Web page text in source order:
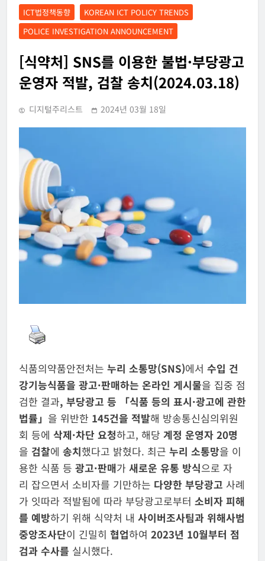
ICT법정책동향
KOREAN ICT POLICY TRENDS
POLICE INVESTIGATION ANNOUNCEMENT
[식약처] SNS를 이용한 불법·부당광고
운영자 적발, 검찰 송치(2024.03.18)
디지털주리스트 2024년 03월 18일
식품의약품안전처는 누리 소통망(SNS)에서 수입 건
강기능식품을 광고·판매하는 온라인 게시물을 집중 점
검한 결과, 부당광고 등 「식품 등의 표시·광고에 관한
법률」 을 위반한 145건을 적발해 방송통신심의위원
회 등에 삭제·차단 요청하고, 해당 계정 운영자 20명
을 검찰에 송치했다고 밝혔다. 최근 누리 소통망을 이
용한 식품 등 광고·판매가 새로운 유통 방식으로 자
리 잡으면서 소비자를 기만하는 다양한 부당광고 사례
가 잇따라 적발됨에 따라 부당광고로부터 소비자 피해
를 예방하기 위해 식약처 내 사이버조사팀과 위해사범
중앙조사단이 긴밀히 협업하여 2023년 10월부터 점
검과 수사를 실시했다.